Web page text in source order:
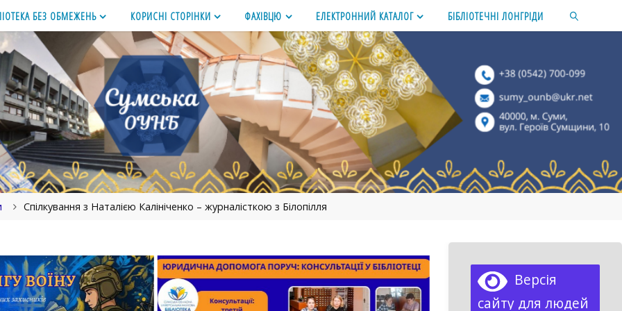
БЕЗ ОБМЕЖЕНЬ КОРИСНІ СТОРІНКИ ФАХІВЦЮ ЕЛЕКТРОННИЙ КАТАЛОГ БІБЛІОТЕЧНІ ЛОНГРІДИ
Спілкування з Наталією Калініченко – журналісткою з Білопілля
Версія
сайту для людей